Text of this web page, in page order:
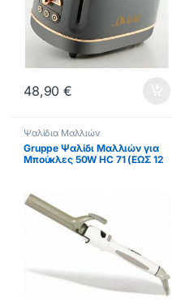
48,90€
Ψαλίδια Μαλλιών
Gruppe Ψαλίδι Μαλλιών για
Μπούκλες 50W HC 71 (ΕΩΣ 12